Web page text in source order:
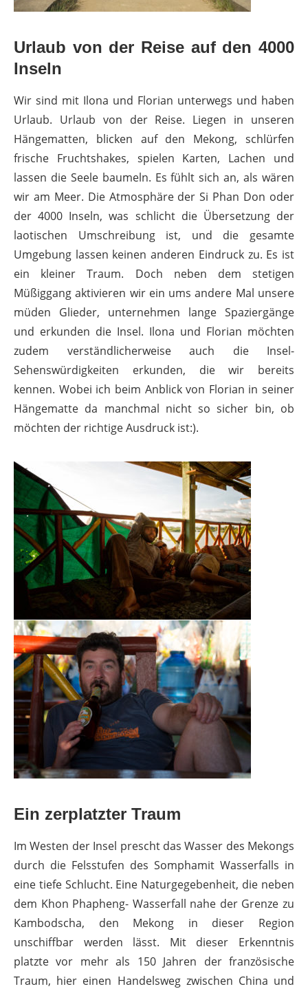
Urlaub von der Reise auf den 4000
Inseln
Wir sind mit Ilona und Florian unterwegs und haben
Urlaub. Urlaub von der Reise. Liegen in unseren
Hängematten, blicken auf den Mekong, schlürfen
frische Fruchtshakes, spielen Karten, Lachen und
lassen die Seele baumeln. Es fühlt sich an, als wären
wir am Meer. Die Atmosphäre der Si Phan Don oder
der 4000 Inseln, was schlicht die Übersetzung der
laotischen Umschreibung ist, und die gesamte
Umgebung lassen keinen anderen Eindruck zu. Es ist
ein kleiner Traum. Doch neben dem stetigen
Müßiggang aktivieren wir ein ums andere Mal unsere
müden Glieder, unternehmen lange Spaziergänge
und erkunden die Insel. Ilona und Florian möchten
zudem verständlicherweise auch die Insel-
Sehenswürdigkeiten erkunden, die wir bereits
kennen. Wobei ich beim Anblick von Florian in seiner
Hängematte da manchmal nicht so sicher bin, ob
möchten der richtige Ausdruck ist:).
Ein zerplatzter Traum
Im Westen der Insel prescht das Wasser des Mekongs
durch die Felsstufen des Somphamit Wasserfalls in
eine tiefe Schlucht. Eine Naturgegebenheit, die neben
dem Khon Phapheng- Wasserfall nahe der Grenze zu
Kambodscha, den Mekong in dieser Region
unschiffbar werden lässt. Mit dieser Erkenntnis
platzte vor mehr als 150 Jahren der französische
Traum, hier einen Handelsweg zwischen China und